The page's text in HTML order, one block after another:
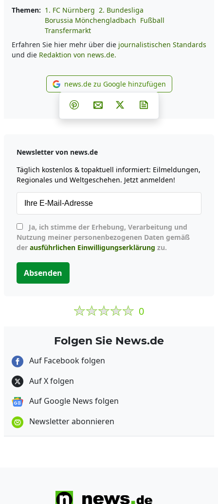
Themen: 1. FC Nürnberg 2. Bundesliga
Borussia Mönchengladbach Fußball
Transfermarkt
Erfahren Sie hier mehr über die journalistischen Standards
und die Redaktion von news.de.
news.de zu Google
news.de zu Google hinzufügen
Teilen auf Facebook
Teilen auf Whatsapp
Teilen auf Telegram
Teilen auf Pinterest
Per E-Mail teilen
Post auf X
Newsletter von news.de
Täglich kostenlos & topaktuell informiert: Eilmeldungen,
Regionales und Weltgeschehen. Jetzt anmelden!
Nutzung meiner personenbezogenen Daten gemäß
der ausführlichen Einwilligungserklärung zu.
Absenden
0
Folgen Sie News.de
Auf Facebook folgen
Auf X folgen
Auf Google News folgen
Newsletter abonnieren